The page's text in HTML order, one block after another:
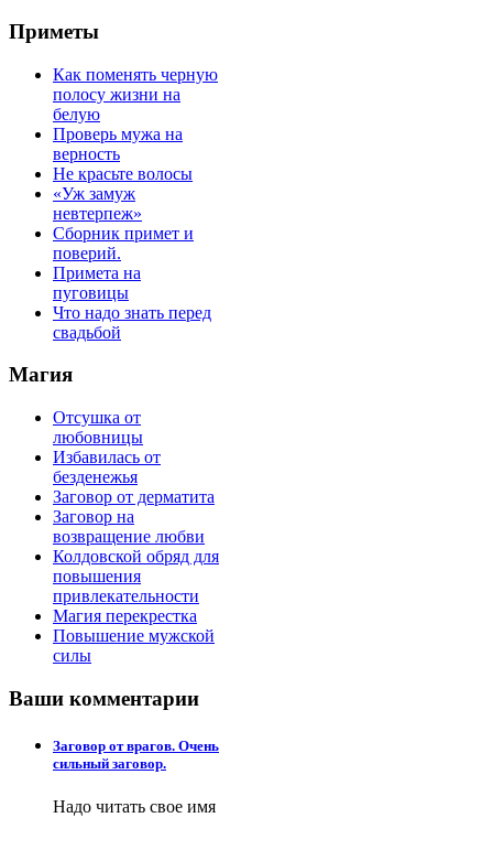
Приметы
Как поменять черную
полосу жизни на
белую
Проверь мужа на
верность
Не красьте волосы
«Уж замуж
невтерпеж»
Сборник примет и
поверий.
Примета на
пуговицы
Что надо знать перед
свадьбой
Магия
Отсушка от
любовницы
Избавилась от
безденежья
Заговор от дерматита
Заговор на
возвращение любви
Колдовской обряд для
повышения
привлекательности
Магия перекрестка
Повышение мужской
силы
Ваши комментарии
Заговор от врагов. Очень
сильный заговор.
Надо читать свое имя